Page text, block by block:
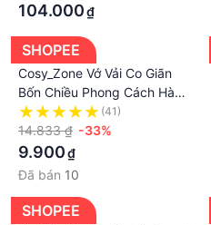
104.000₫
SHOPEE
Cosy_Zone Vớ Vải Co Giãn
Bốn Chiều Phong Cách Hàn
Quốc Đơn Giản Khử Mùi
Chân 2023NEW APR0702
(41)
14.833 ₫ -33%
9.900₫
Đã bán 10
SHOPEE